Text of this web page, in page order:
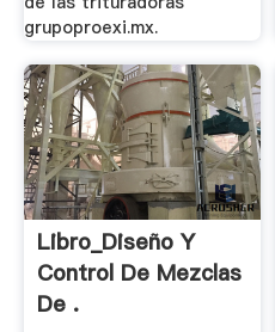
grupoproexi.mx.
Libro_Diseño Y
Control De Mezclas
De .